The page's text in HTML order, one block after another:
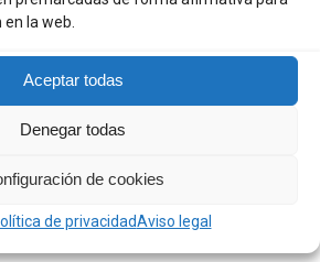
la web.
Aceptar todas
Denegar todas
de cookies
de privacidadAviso legal
€
AÑADIR AL CARRITO
HOOK 5933NP-BR
€